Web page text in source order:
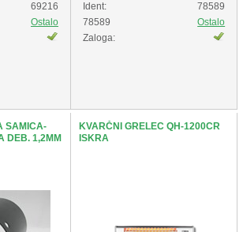
69216
Ostalo
Ident:
78589
78589
Ostalo
Zaloga:
SAMICA-
DEB. 1,2MM
KVARČNI GRELEC QH-1200CR
ISKRA